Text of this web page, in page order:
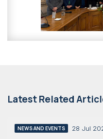
Latest Related
NEWS AND EVENTS 28 Jul